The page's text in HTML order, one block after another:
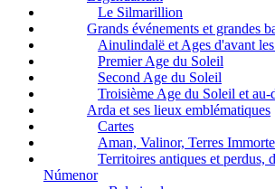
Le Silmarillion
Grands événements et grandes
Ainulindalë et Ages d'avant
Premier Age du Soleil
Second Age du Soleil
Troisième Age du Soleil et au-
Arda et ses lieux emblématiques
Cartes
Aman, Valinor, Terres
Territoires antiques et perdus,
Númenor